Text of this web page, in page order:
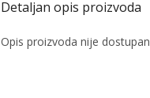
Opis proizvoda nije dostupan